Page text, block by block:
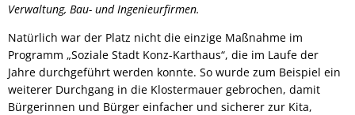
Verwaltung, Bau- und Ingenieurfirmen.
Natürlich war der Platz nicht die einzige Maßnahme im
Programm „Soziale Stadt Konz-Karthaus“, die im Laufe der
Jahre durchgeführt werden konnte. So wurde zum Beispiel ein
weiterer Durchgang in die Klostermauer gebrochen, damit
Bürgerinnen und Bürger einfacher und sicherer zur Kita,